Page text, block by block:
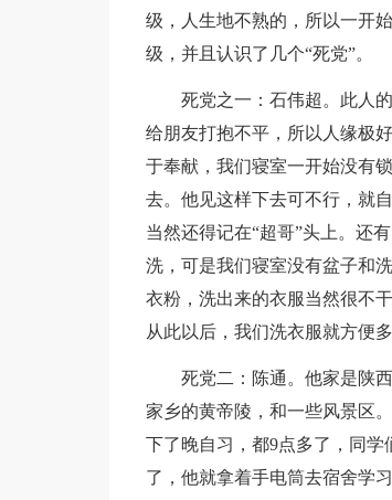
级，人生地不熟的，所以一开
级，并且认识了几个“死党”。
死党之一：石伟超。此人
给朋友打抱不平，所以人缘极
于奉献，我们寝室一开始没有
去。他见这样下去可不行，就
当然还得记在“超哥”头上。还
洗，可是我们寝室没有盆子和
衣粉，洗出来的衣服当然很不
从此以后，我们洗衣服就方便
死党二：陈通。他家是陕
家乡的黄帝陵，和一些风景区
下了晚自习，都9点多了，同
了，他就拿着手电筒去宿舍学